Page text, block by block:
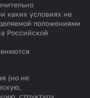
каких условиях не
положениями
Российской
(но не
структуру,